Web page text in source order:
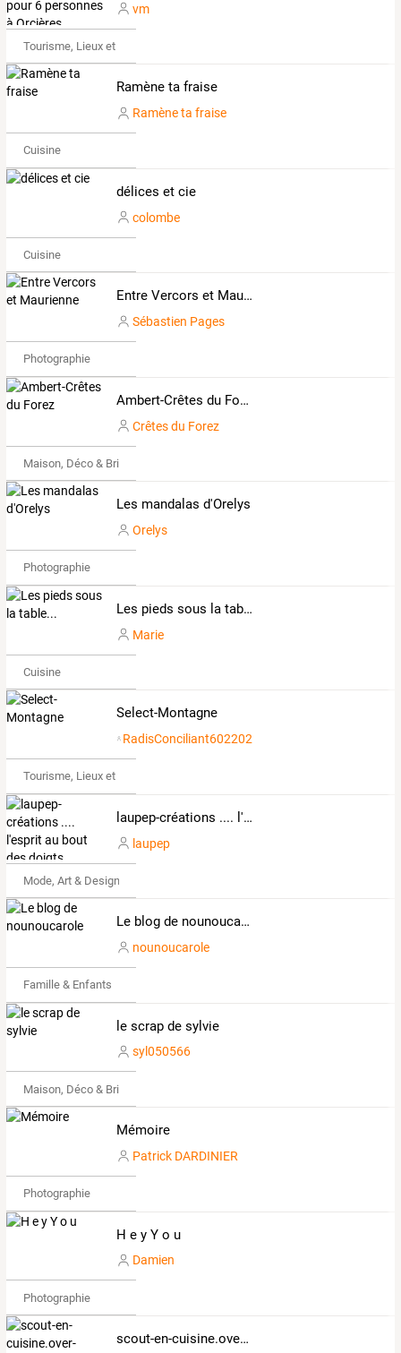
vm
Tourisme, Lieux et Événements
Ramène ta fraise
Ramène ta fraise
Cuisine
délices et cie
colombe
Cuisine
Entre Vercors et Maurienne
Sébastien Pages
Photographie
Ambert-Crêtes du Forez
Crêtes du Forez
Maison, Déco & Bricolage
Les mandalas d'Orelys
Orelys
Photographie
Les pieds sous la table...
Marie
Cuisine
Select-Montagne
RadisConciliant602202
Tourisme, Lieux et Événements
laupep-créations .... l'esprit au bout des doigts
laupep
Mode, Art & Design
Le blog de nounoucarole
nounoucarole
Famille & Enfants
le scrap de sylvie
syl050566
Maison, Déco & Bricolage
Mémoire
Patrick DARDINIER
Photographie
H e y Y o u
Damien
Photographie
scout-en-cuisine.over-blog.com